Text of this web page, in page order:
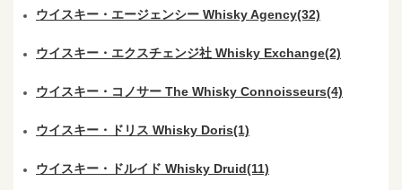
ウイスキー・エージェンシー Whisky Agency(32)
ウイスキー・エクスチェンジ社 Whisky Exchange(2)
ウイスキー・コノサー The Whisky Connoisseurs(4)
ウイスキー・ドリス Whisky Doris(1)
ウイスキー・ドルイド Whisky Druid(11)